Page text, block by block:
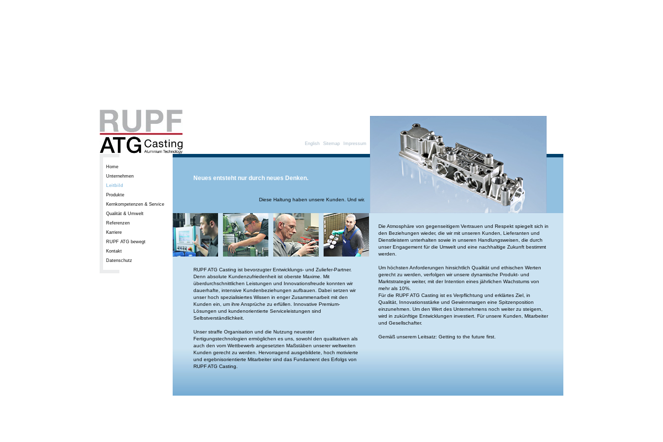
Home
Unternehmen
Leitbild
Produkte
Kernkompetenzen & Service
Qualität & Umwelt
Referenzen
Karriere
RUPF ATG bewegt
Kontakt
Datenschutz
English Sitemap Impressum
Neues entsteht nur durch neues Denken.
Diese Haltung haben unsere Kunden. Und wir.
RUPF ATG Casting ist bevorzugter Entwicklungs- und Zuliefer-Partner.
Denn absolute Kundenzufriedenheit ist oberste Maxime. Mit
überdurchschnittlichen Leistungen und Innovationsfreude konnten wir
dauerhafte, intensive Kundenbeziehungen aufbauen. Dabei setzen wir
unser hoch spezialisiertes Wissen in enger Zusammenarbeit mit den
Kunden ein, um ihre Ansprüche zu erfüllen. Innovative Premium-
Lösungen und kundenorientierte Serviceleistungen sind
Selbstverständlichkeit.
Unser straffe Organisation und die Nutzung neuester
Fertigungstechnologien ermöglichen es uns, sowohl den qualitativen als
auch den vom Wettbewerb angesetzten Maßstäben unserer weltweiten
Kunden gerecht zu werden. Hervorragend ausgebildete, hoch motivierte
und ergebnisorientierte Mitarbeiter sind das Fundament des Erfolgs von
RUPF ATG Casting.
Die Atmosphäre von gegenseitigem Vertrauen und Respekt spiegelt sich in
den Beziehungen wieder, die wir mit unseren Kunden, Lieferanten und
Dienstleistern unterhalten sowie in unseren Handlungsweisen, die durch
unser Engagement für die Umwelt und eine nachhaltige Zukunft bestimmt
werden.
Um höchsten Anforderungen hinsichtlich Qualität und ethischen Werten
gerecht zu werden, verfolgen wir unsere dynamische Produkt- und
Marktstrategie weiter, mit der Intention eines jährlichen Wachstums von
mehr als 10%.
Für die RUPF ATG Casting ist es Verpflichtung und erklärtes Ziel, in
Qualität, Innovationsstärke und Gewinnmargen eine Spitzenposition
einzunehmen. Um den Wert des Unternehmens noch weiter zu steigern,
wird in zukünftige Entwicklungen investiert. Für unsere Kunden, Mitarbeiter
und Gesellschafter.
Gemäß unserem Leitsatz: Getting to the future first.